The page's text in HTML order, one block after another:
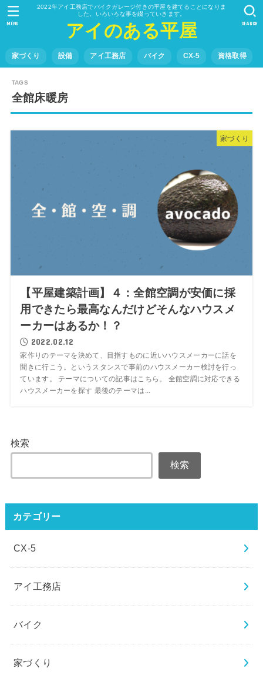
2022年アイ工務店でバイクガレージ付きの平屋を建てることになりま
した。いろいろな事を綴っていきます。
アイのある平屋
家づくり 設備 アイ工務店 バイク CX-5 資格取得
SEARCH
MENU
全館床暖房
家づくり
【平屋建築計画】４：全館空調が安価に採
用できたら最高なんだけどそんなハウスメ
ーカーはあるか！？
2022.02.12
家作りのテーマを決めて、目指すものに近いハウスメーカーに話を
聞きに行こう。というスタンスで事前のハウスメーカー検討を行っ
ています。 テーマについての記事はこちら。 全館空調に対応できる
ハウスメーカーを探す 最後のテーマは...
検索
検索
カテゴリー
CX-5
アイ工務店
バイク
家づくり